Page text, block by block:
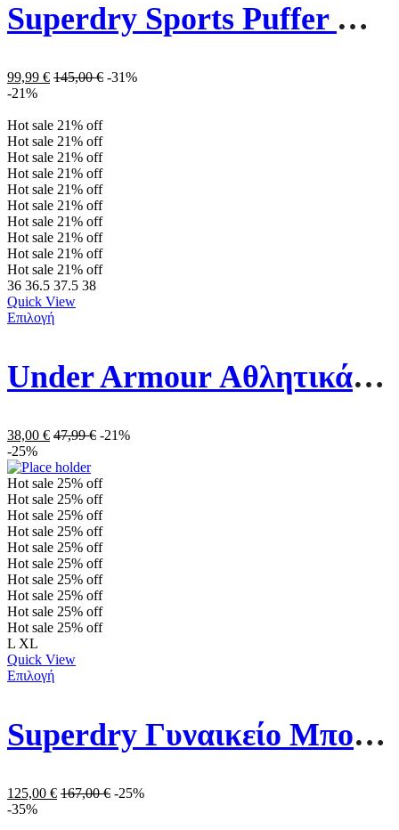
Superdry Sports Puffer Hooded Jacket W5011590A-1LF Dark Purple
99,99 € 145,00€ -31%
-21%
Hot sale 21% off
Hot sale 21% off
Hot sale 21% off
Hot sale 21% off
Hot sale 21% off
Hot sale 21% off
Hot sale 21% off
Hot sale 21% off
Hot sale 21% off
Hot sale 21% off
36 36.5 37.5 38
Quick View
Επιλογή
Under Armour Αθλητικά Παιδικά Παπούτσια Running Surge 4 3027108-001 Μαύρα
38,00 € 47,99€ -21%
-25%
Hot sale 25% off
Hot sale 25% off
Hot sale 25% off
Hot sale 25% off
Hot sale 25% off
Hot sale 25% off
Hot sale 25% off
Hot sale 25% off
Hot sale 25% off
Hot sale 25% off
L XL
Quick View
Επιλογή
Superdry Γυναικείο Μπουφάν Fuji Hooded Mid Length Puffer Coat W5011564A-9CK Καφέ
125,00 € 167,00€ -25%
-35%